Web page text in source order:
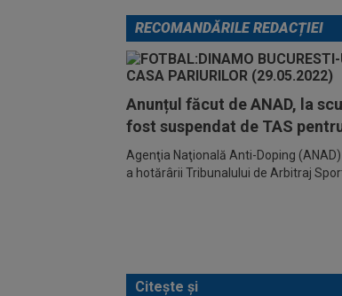
RECOMANDĂRILE REDACȚIEI
Anunțul făcut de ANAD, la
fost suspendat de TAS
Agenţia Naţională Anti-Doping
a hotărârii Tribunalului de Arbitraj
Citește și